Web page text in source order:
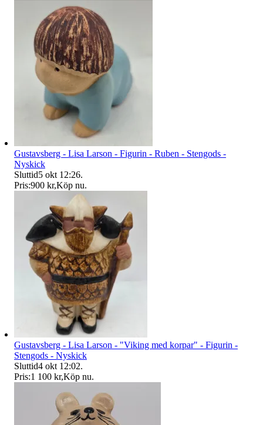
Gustavsberg - Lisa Larson - Figurin - Ruben - Stengods -
Nyskick
Sluttid5 okt 12:26.
Pris:900 kr,Köp nu.
Gustavsberg - Lisa Larson - "Viking med korpar" - Figurin -
Stengods - Nyskick
Sluttid4 okt 12:02.
Pris:1 100 kr,Köp nu.